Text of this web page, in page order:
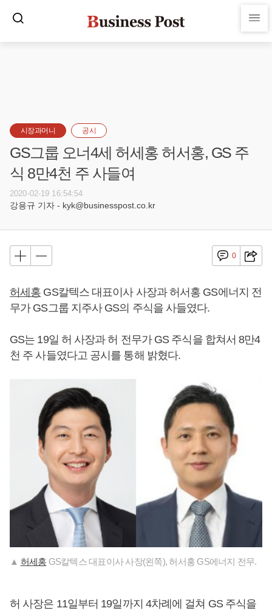
시장과머니 공시
GS그룹 오너4세 허세홍 허서홍, GS 주
식 8만4천 주 사들여
2020-02-19 16:54:54
강용규 기자 - kyk@businesspost.co.kr
0
허세홍 GS칼텍스 대표이사 사장과 허서홍 GS에너지 전
무가 GS그룹 지주사 GS의 주식을 사들였다.
GS는 19일 허 사장과 허 전무가 GS 주식을 합쳐서 8만4
천 주 사들였다고 공시를 통해 밝혔다.
▲ 허세홍 GS칼텍스 대표이사 사장(왼쪽), 허서홍 GS에너지 전무.
허 사장은 11일부터 19일까지 4차례에 걸쳐 GS 주식을